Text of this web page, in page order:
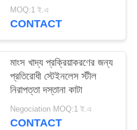
যায়
MOQ:1 ই.এ
CONTACT
মাংস খাদ্য প্রক্রিয়াকরণের জন্য
প্রতিরোধী স্টেইনলেস স্টীল
নিরাপত্তা দস্তানা কাটা
Negociation MOQ:1 ই.এ
CONTACT